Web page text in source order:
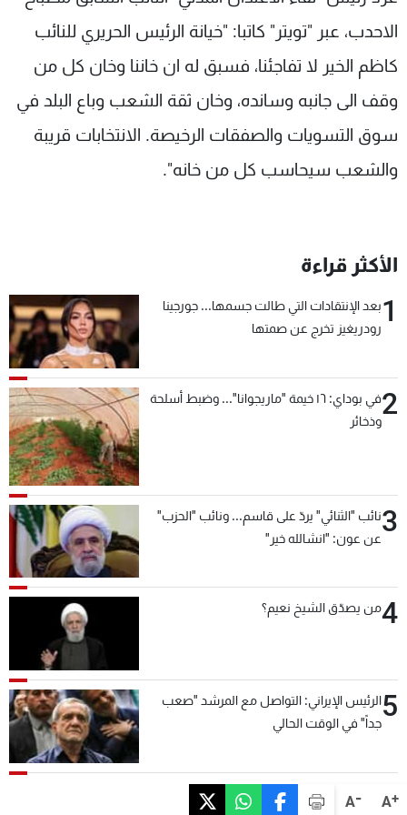
A+
A-
الاحدب، عبر "تويتر" كاتبا: "خيانة الرئيس الحريري للنائب
كاظم الخير لا تفاجئنا، فسبق له ان خاننا وخان كل من
وقف الى جانبه وسانده، وخان ثقة الشعب وباع البلد في
سوق التسويات والصفقات الرخيصة. الانتخابات قريبة
والشعب سيحاسب كل من خانه".
الأكثر قراءة
1بعد الإنتقادات التي طالت جسمها... جورجينا
رودريغيز تخرج عن صمتها
2
في بوداي: ١٦ خيمة "ماريجوانا"... وضبط أسلحة
وذخائر
3نائب "الثنائي" يردّ على قاسم... ونائب "الحزب"
عن عون: "انشالله خير"
4من يصدّق الشيخ نعيم؟
5الرئيس الإيراني: التواصل مع المرشد "صعب
جداً" في الوقت الحالي
شاهد البرامج
الترددات
عن MTV
لاعلاناتكم
وظائف
شروط الإسـتخدام
سياسة الخصوصية